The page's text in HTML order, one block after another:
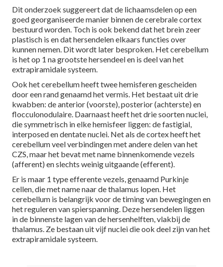
Dit onderzoek suggereert dat de lichaamsdelen op een
goed georganiseerde manier binnen de cerebrale cortex
bestuurd worden. Toch is ook bekend dat het brein zeer
plastisch is en dat hersendelen elkaars functies over
kunnen nemen. Dit wordt later besproken. Het cerebellum
is het op 1 na grootste hersendeel en is deel van het
extrapiramidale systeem.
Ook het cerebellum heeft twee hemisferen gescheiden
door een rand genaamd het vermis. Het bestaat uit drie
kwabben: de anterior (voorste), posterior (achterste) en
flocculonodulaire. Daarnaast heeft het drie soorten nuclei,
die symmetrisch in elke hemisfeer liggen: de fastigial,
interposed en dentate nuclei. Net als de cortex heeft het
cerebellum veel verbindingen met andere delen van het
CZS, maar het bevat met name binnenkomende vezels
(afferent) en slechts weinig uitgaande (efferent).
Er is maar 1 type efferente vezels, genaamd Purkinje
cellen, die met name naar de thalamus lopen. Het
cerebellum is belangrijk voor de timing van bewegingen en
het reguleren van spierspanning. Deze hersendelen liggen
in de binnenste lagen van de hersenhelften, vlakbij de
thalamus. Ze bestaan uit vijf nuclei die ook deel zijn van het
extrapiramidale systeem.